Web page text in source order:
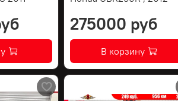
275000 руб
В корзину